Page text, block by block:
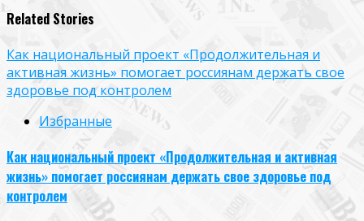
Related Stories
Как национальный проект «Продолжительная и
активная жизнь» помогает россиянам держать свое
здоровье под контролем
Избранные
Как национальный проект «Продолжительная и активная
жизнь» помогает россиянам держать свое здоровье под
контролем